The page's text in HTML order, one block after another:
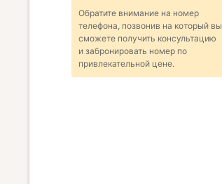
Обратите внимание на номер
телефона, позвонив на который вы
сможете получить консультацию
и забронировать номер по
привлекательной цене.